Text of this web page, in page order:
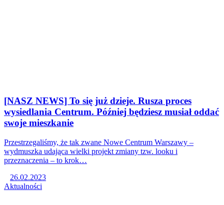
[NASZ NEWS] To się już dzieje. Rusza proces
wysiedlania Centrum. Później będziesz musiał oddać
swoje mieszkanie
Przestrzegaliśmy, że tak zwane Nowe Centrum Warszawy –
wydmuszka udająca wielki projekt zmiany tzw. looku i
przeznaczenia – to krok…
26.02.2023
Aktualności